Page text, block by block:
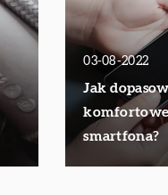
03-08-2022
Jak
smartfona?